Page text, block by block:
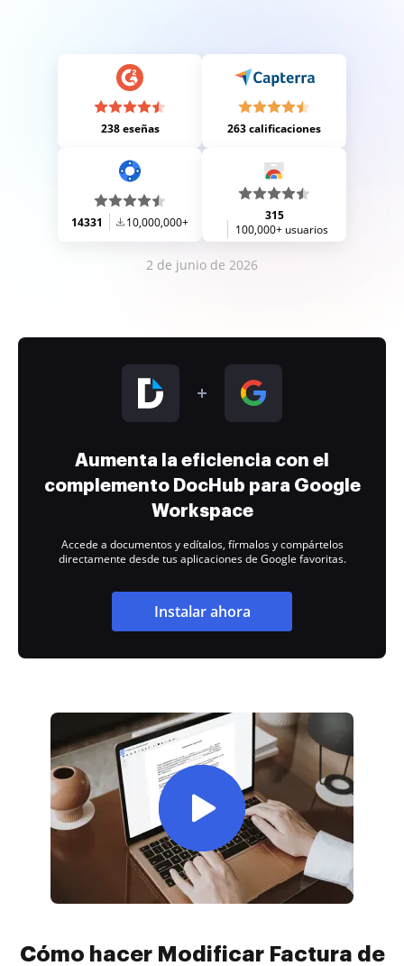
238 eseñas 263 calificaciones
14331 10,000,000+
315
100,000+ usuarios
2 de junio de 2026
Aumenta la eficiencia con el
complemento DocHub para Google
Workspace
Accede a documentos y edítalos, fírmalos y compártelos
directamente desde tus aplicaciones de Google favoritas.
Instalar ahora
Cómo hacer Modificar Factura de